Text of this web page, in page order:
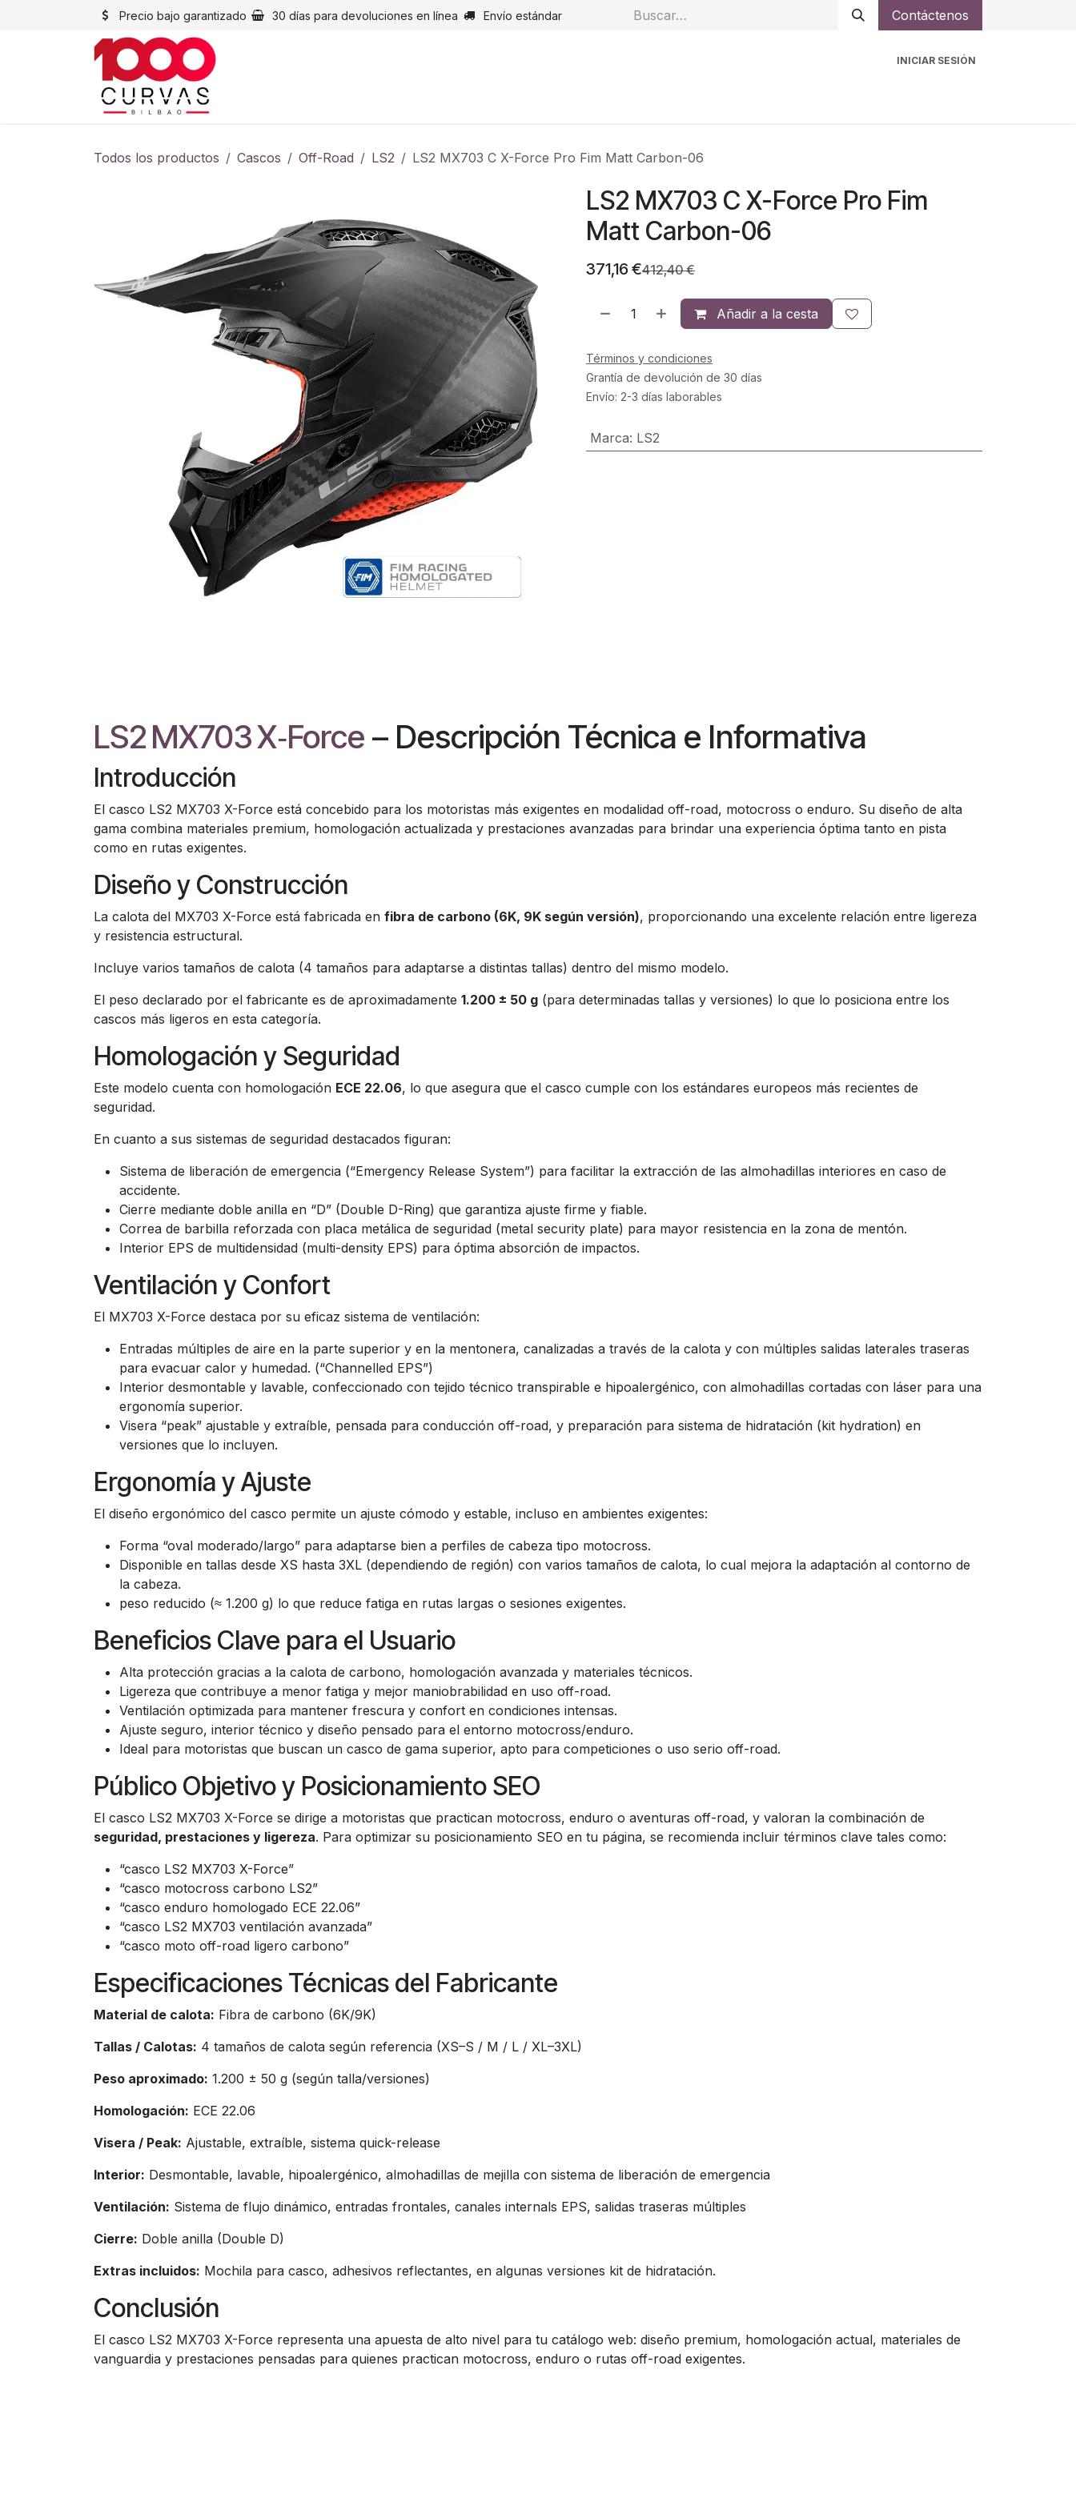
Precio bajo garantizado 30 días para devoluciones en línea Envío estándar Contáctenos
INICIAR SESIÓN
Todos los productos Cascos Off-Road LS2 LS2 MX703 C X-Force Pro Fim Matt Carbon-06
LS2 MX703 C X-Force Pro Fim
Matt Carbon-06
371,16 €412,40€
Añadir a la cesta
Términos y condiciones
Grantía de devolución de 30 días
Envío: 2-3 días laborables
Marca: LS2
LS2 MX703 X‑Force – Descripción Técnica e Informativa
Introducción
El casco LS2 MX703 X-Force está concebido para los motoristas más exigentes en modalidad off-road, motocross o enduro. Su diseño de alta
gama combina materiales premium, homologación actualizada y prestaciones avanzadas para brindar una experiencia óptima tanto en pista
como en rutas exigentes.
Diseño y Construcción
La calota del MX703 X-Force está fabricada en fibra de carbono (6K, 9K según versión), proporcionando una excelente relación entre ligereza
y resistencia estructural.
Incluye varios tamaños de calota (4 tamaños para adaptarse a distintas tallas) dentro del mismo modelo.
El peso declarado por el fabricante es de aproximadamente 1.200 ± 50 g (para determinadas tallas y versiones) lo que lo posiciona entre los
cascos más ligeros en esta categoría.
Homologación y Seguridad
Este modelo cuenta con homologación ECE 22.06, lo que asegura que el casco cumple con los estándares europeos más recientes de
seguridad.
En cuanto a sus sistemas de seguridad destacados figuran:
Sistema de liberación de emergencia (“Emergency Release System”) para facilitar la extracción de las almohadillas interiores en caso de
accidente.
Cierre mediante doble anilla en “D” (Double D-Ring) que garantiza ajuste firme y fiable.
Correa de barbilla reforzada con placa metálica de seguridad (metal security plate) para mayor resistencia en la zona de mentón.
Interior EPS de multidensidad (multi-density EPS) para óptima absorción de impactos.
Ventilación y Confort
El MX703 X-Force destaca por su eficaz sistema de ventilación:
Entradas múltiples de aire en la parte superior y en la mentonera, canalizadas a través de la calota y con múltiples salidas laterales traseras
para evacuar calor y humedad. (“Channelled EPS”)
Interior desmontable y lavable, confeccionado con tejido técnico transpirable e hipoalergénico, con almohadillas cortadas con láser para una
ergonomía superior.
Visera “peak” ajustable y extraíble, pensada para conducción off-road, y preparación para sistema de hidratación (kit hydration) en
versiones que lo incluyen.
Ergonomía y Ajuste
El diseño ergonómico del casco permite un ajuste cómodo y estable, incluso en ambientes exigentes:
Forma “oval moderado/largo” para adaptarse bien a perfiles de cabeza tipo motocross.
Disponible en tallas desde XS hasta 3XL (dependiendo de región) con varios tamaños de calota, lo cual mejora la adaptación al contorno de
la cabeza.
peso reducido (≈ 1.200 g) lo que reduce fatiga en rutas largas o sesiones exigentes.
Beneficios Clave para el Usuario
Alta protección gracias a la calota de carbono, homologación avanzada y materiales técnicos.
Ligereza que contribuye a menor fatiga y mejor maniobrabilidad en uso off-road.
Ventilación optimizada para mantener frescura y confort en condiciones intensas.
Ajuste seguro, interior técnico y diseño pensado para el entorno motocross/enduro.
Ideal para motoristas que buscan un casco de gama superior, apto para competiciones o uso serio off-road.
Público Objetivo y Posicionamiento SEO
El casco LS2 MX703 X-Force se dirige a motoristas que practican motocross, enduro o aventuras off-road, y valoran la combinación de
seguridad, prestaciones y ligereza. Para optimizar su posicionamiento SEO en tu página, se recomienda incluir términos clave tales como:
“casco LS2 MX703 X-Force”
“casco motocross carbono LS2”
“casco enduro homologado ECE 22.06”
“casco LS2 MX703 ventilación avanzada”
“casco moto off-road ligero carbono”
Especificaciones Técnicas del Fabricante
Material de calota: Fibra de carbono (6K/9K)
Tallas / Calotas: 4 tamaños de calota según referencia (XS–S / M / L / XL–3XL)
Peso aproximado: 1.200 ± 50 g (según talla/versiones)
Homologación: ECE 22.06
Visera / Peak: Ajustable, extraíble, sistema quick-release
Interior: Desmontable, lavable, hipoalergénico, almohadillas de mejilla con sistema de liberación de emergencia
Ventilación: Sistema de flujo dinámico, entradas frontales, canales internals EPS, salidas traseras múltiples
Cierre: Doble anilla (Double D)
Extras incluidos: Mochila para casco, adhesivos reflectantes, en algunas versiones kit de hidratación.
Conclusión
El casco LS2 MX703 X-Force representa una apuesta de alto nivel para tu catálogo web: diseño premium, homologación actual, materiales de
vanguardia y prestaciones pensadas para quienes practican motocross, enduro o rutas off-road exigentes.